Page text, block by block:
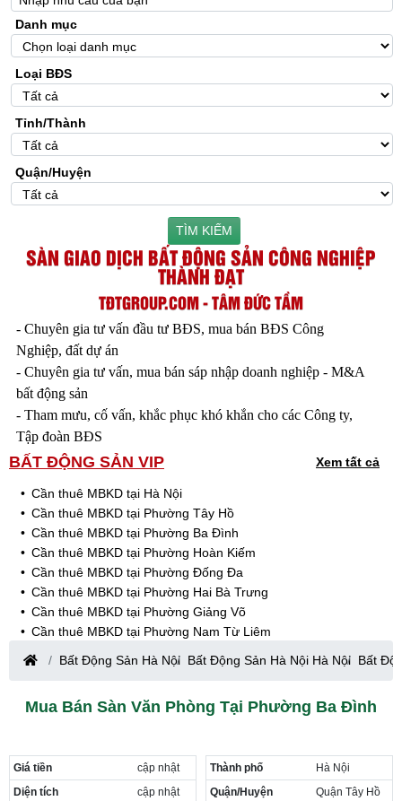
Danh mục
Loại BĐS
Tỉnh/Thành
Quận/Huyện
TÌM KIẾM
SÀN GIAO DỊCH BẤT ĐỘNG SẢN CÔNG NGHIỆP
THÀNH ĐẠT
TĐTGROUP.COM - TÂM ĐỨC TẦM
- Chuyên gia tư vấn đầu tư BĐS, mua bán BĐS Công
Nghiệp, đất dự án
- Chuyên gia tư vấn, mua bán sáp nhập doanh nghiệp - M&A
bất động sản
- Tham mưu, cố vấn, khắc phục khó khắn cho các Công ty,
Tập đoàn BĐS
BẤT ĐỘNG SẢN VIP Xem tất cả
Cần thuê MBKD tại Hà Nội
Cần thuê MBKD tại Phường Tây Hồ
Cần thuê MBKD tại Phường Ba Đình
Cần thuê MBKD tại Phường Hoàn Kiếm
Cần thuê MBKD tại Phường Đống Đa
Cần thuê MBKD tại Phường Hai Bà Trưng
Cần thuê MBKD tại Phường Giảng Võ
Cần thuê MBKD tại Phường Nam Từ Liêm
Cần thuê MBKD tại Phường Cầu Giấy
Cần thuê MBKD tại Phường Thanh Xuân
Cần thuê MBKD tại Phường Hà Đông
Cần thuê MBKD tại Phường Yên Hòa
Cần thuê MBKD tại Phường Nghĩa Độ
Bất Động Sản Hà Nội Bất Động Sản Hà Nội Hà Nội Bất
Mua Bán Sàn Văn Phòng Tại Phường Ba Đình
Giá tiền
cập nhật
Diện tích
cập nhật
Thành phố
Hà Nội
Quận/Huyện
Quận Tây Hồ